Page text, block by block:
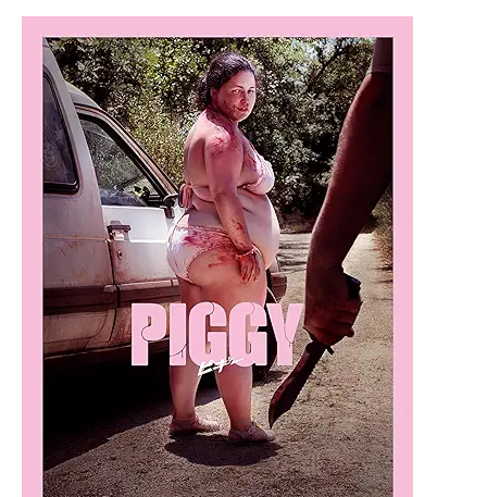
スマホと通信の最新トレンド
進化するPCとデバイスの未来
好きが集まる 比べて選べる
ビジネスと働き方のヒント
AI活用のいまが分かる
企業ITのトレンドを詳説
経営リーダーのコミュニティ
マーケ×ITの今がよく分かる
ITエンジニア向け専門サイト
企業向けIT製品の総合サイト